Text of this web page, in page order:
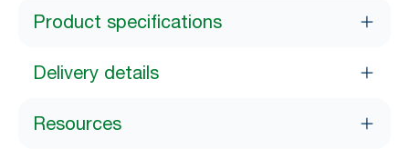
Product specifications
Delivery details
Resources